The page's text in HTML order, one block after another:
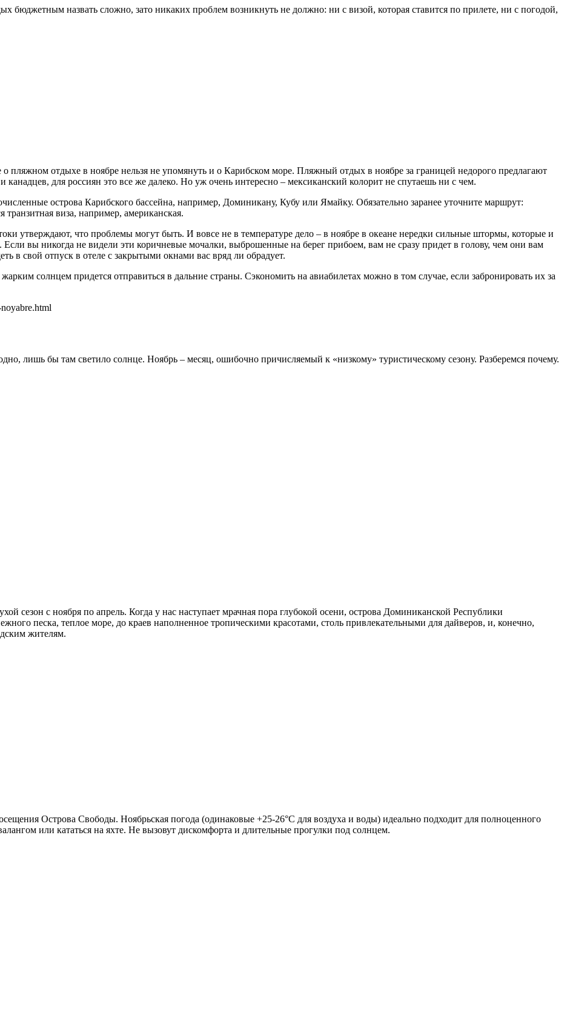
бюджетным назвать сложно, зато никаких проблем возникнуть не должно: ни с визой, которая ставится по прилете, ни с погодой,
о пляжном отдыхе в ноябре нельзя не упомянуть и о Карибском море. Пляжный отдых в ноябре за границей недорого предлагают
для россиян это все же далеко. Но уж очень интересно – мексиканский колорит не спутаешь ни с чем.
острова Карибского бассейна, например, Доминикану, Кубу или Ямайку. Обязательно заранее уточните маршрут:
виза, например, американская.
утверждают, что проблемы могут быть. И вовсе не в температуре дело – в ноябре в океане нередки сильные штормы, которые и
вы никогда не видели эти коричневые мочалки, выброшенные на берег прибоем, вам не сразу придет в голову, чем они вам
в свой отпуск в отеле с закрытыми окнами вас вряд ли обрадует.
солнцем придется отправиться в дальние страны. Сэкономить на авиабилетах можно в том случае, если забронировать их за
лишь бы там светило солнце. Ноябрь – месяц, ошибочно причисляемый к «низкому» туристическому сезону. Разберемся почему.
сезон с ноября по апрель. Когда у нас наступает мрачная пора глубокой осени, острова Доминиканской Республики
песка, теплое море, до краев наполненное тропическими красотами, столь привлекательными для дайверов, и, конечно,
жителям.
Острова Свободы. Ноябрьская погода (одинаковые +25-26°C для воздуха и воды) идеально подходит для полноценного
или кататься на яхте. Не вызовут дискомфорта и длительные прогулки под солнцем.